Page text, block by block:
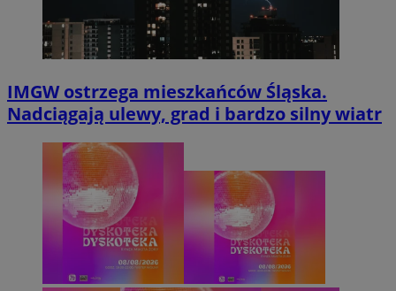
IMGW ostrzega mieszkańców Śląska.
Nadciągają ulewy, grad i bardzo silny wiatr